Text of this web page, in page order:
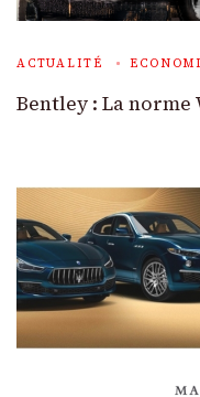
ACTUALITÉ
Bentley : La norme